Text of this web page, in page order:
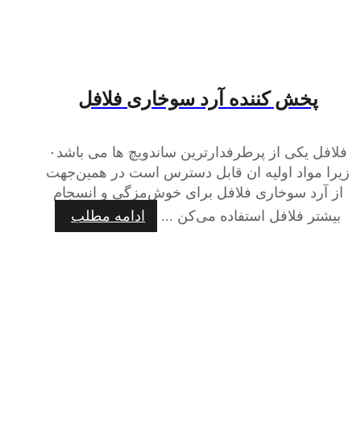
پخش‌ کننده آرد سوخاری فلافل
فلافل یکی از پرطرفدارترین ساندویچ ها می باشد۰
زیرا مواد اولیه ان قابل دسترس است در همین‌جهت
از آرد سوخاری فلافل برای خوش‌مزگی و انسجام
بیشتر فلافل استفاده می‌کن ...
ادامه مطلب